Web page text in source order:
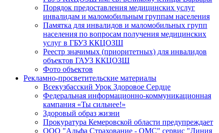
Порядок предоставления медицинских услуг
инвалидам и маломобильным группам населения
Памятка для инвалидов и маломобильных групп
населения по вопросам получения медицинских
услуг в ГБУЗ ККЦОЗШ
Реестр значимых (приоритетных) для инвалидов
объектов ГАУЗ ККЦОЗШ
Фото объектов
Рекламно-просветительские материалы
Всекузбасский Урок Здоровое Сердце
Федеральная информационно-коммуникационная
кампания «Ты сильнее!»
Здоровый образ жизни
Прокуратура Кемеровской области предупреждает
ООО "Альфа Страхование - ОМС" сервис "Линия